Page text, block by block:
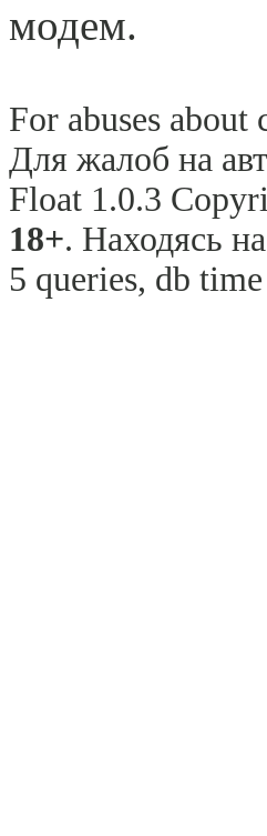
модем.
For abuses about
Для жалоб на
Float 1.0.3
18+. Находясь
5 queries, db